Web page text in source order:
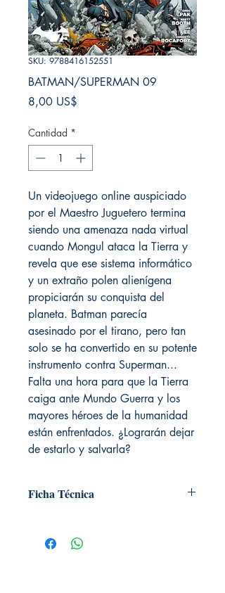
SKU: 9788416152551
BATMAN/SUPERMAN 09
8,00 US$
Cantidad *
Un videojuego online auspiciado
por el Maestro Juguetero termina
siendo una amenaza nada virtual
cuando Mongul ataca la Tierra y
revela que ese sistema informático
y un extraño polen alienígena
propiciarán su conquista del
planeta. Batman parecía
asesinado por el tirano, pero tan
solo se ha convertido en su potente
instrumento contra Superman...
Falta una hora para que la Tierra
caiga ante Mundo Guerra y los
mayores héroes de la humanidad
están enfrentados. ¿Lograrán dejar
de estarlo y salvarla?
Ficha Técnica
Editorial: ECC
Idioma: Castellano